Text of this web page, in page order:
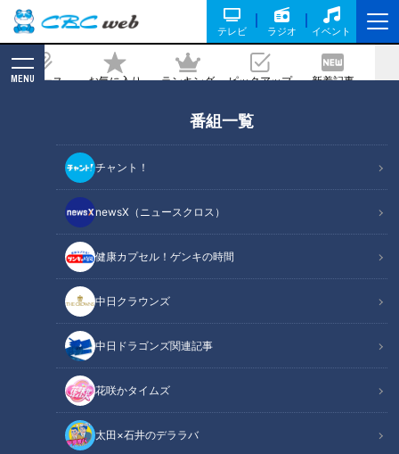
テレビ ラジオ イベント
ニュース お気に入り ランキング ピックアップ 新着記事
MENU
番組一覧
チャント！
newsX（ニュースクロス）
健康カプセル！ゲンキの時間
中日クラウンズ
中日ドラゴンズ関連記事
花咲かタイムズ
太田×石井のデララバ
が「児童福祉文化賞」を受賞！トゥレッ
ト症の若者たちを記録した作品
2025/05/20 13:00